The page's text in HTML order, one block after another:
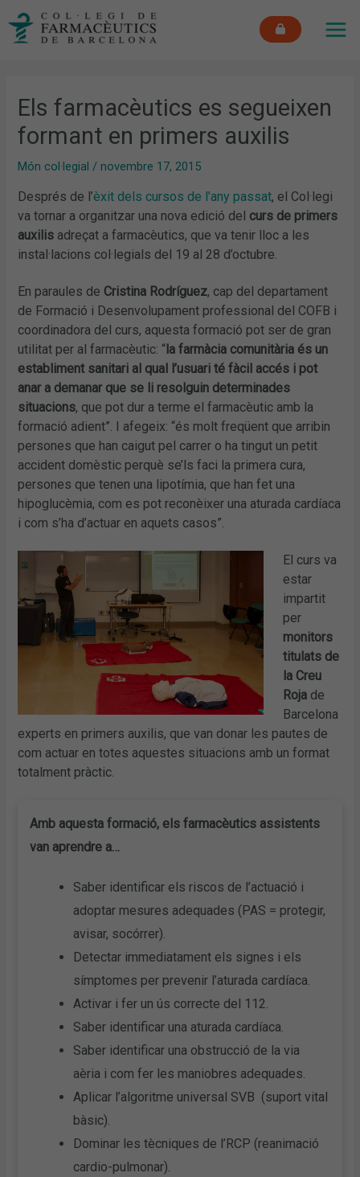
Els farmacèutics es segueixen
formant en primers auxilis
Món col·legial /novembre 17, 2015
Després de l’èxit dels cursos de l’any passat, el Col·legi
va tornar a organitzar una nova edició del curs de primers
auxilis adreçat a farmacèutics, que va tenir lloc a les
instal·lacions col·legials del 19 al 28 d’octubre.
En paraules de Cristina Rodríguez, cap del departament
de Formació i Desenvolupament professional del COFB i
coordinadora del curs, aquesta formació pot ser de gran
utilitat per al farmacèutic: “la farmàcia comunitària és un
establiment sanitari al qual l’usuari té fàcil accés i pot
anar a demanar que se li resolguin determinades
situacions, que pot dur a terme el farmacèutic amb la
formació adient”. I afegeix: “és molt freqüent que arribin
persones que han caigut pel carrer o ha tingut un petit
accident domèstic perquè se’ls faci la primera cura,
persones que tenen una lipotímia, que han fet una
hipoglucèmia, com es pot reconèixer una aturada cardíaca
i com s’ha d’actuar en aquets casos”.
El curs va
estar
impartit
per
monitors
titulats de
la Creu
Roja de
Barcelona
experts en primers auxilis, que van donar les pautes de
com actuar en totes aquestes situacions amb un format
totalment pràctic.
Amb aquesta formació, els farmacèutics assistents
van aprendre a…
Saber identificar els riscos de l’actuació i
adoptar mesures adequades (PAS = protegir,
avisar, socórrer).
Detectar immediatament els signes i els
símptomes per prevenir l’aturada cardíaca.
Activar i fer un ús correcte del 112.
Saber identificar una aturada cardíaca.
Saber identificar una obstrucció de la via
aèria i com fer les maniobres adequades.
Aplicar l’algoritme universal SVB (suport vital
bàsic).
Dominar les tècniques de l’RCP (reanimació
cardio-pulmonar).